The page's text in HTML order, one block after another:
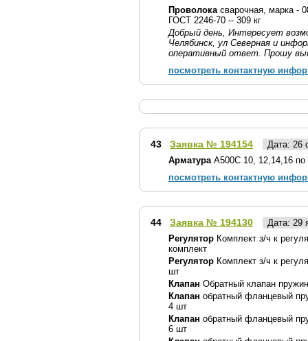
Проволока сварочная, марка -
ГОСТ 2246-70 -- 309 кг
Добрый день, Интересует
Челябинск, ул Северная и
оперативный ответ. Прошу
посмотреть контактную
43 Заявка № 194154
Дата: 26
Арматура А500С 10, 12,14,16 по
посмотреть контактную
44 Заявка № 194130
Дата: 29
Регулятор Комплект з/ч к
комплект
Регулятор Комплект з/ч к
шт
Клапан Обратный клапан
Клапан обратный фланцевый
4 шт
Клапан обратный фланцевый
6 шт